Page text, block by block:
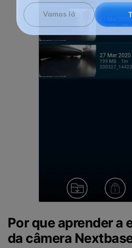
Por que aprender a
da câmera